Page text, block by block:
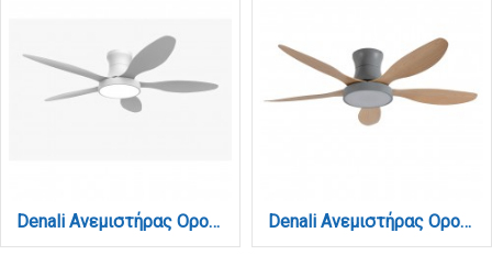
Denali Ανεμιστήρας Οροφής με LED 24W, DC Μοτέρ & Smart App - Total White (102000790) Denali Ανεμιστήρας Οροφής με LED 24W, DC Μοτέρ & Smart App - Γκρι/Ξύλο (102000730)